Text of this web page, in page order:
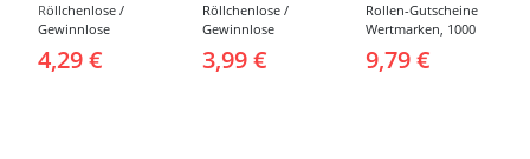
Röllchenlose /
Gewinnlose
Tombola, Treffer,
bunt - Nummern 1-
4,29 €
Röllchenlose /
Gewinnlose
Tombola, Treffer,
weiß - Verschiedene
3,99 €
Rollen-Gutscheine
Wertmarken, 1000
Abrisse -
Verschiedene
9,79 €